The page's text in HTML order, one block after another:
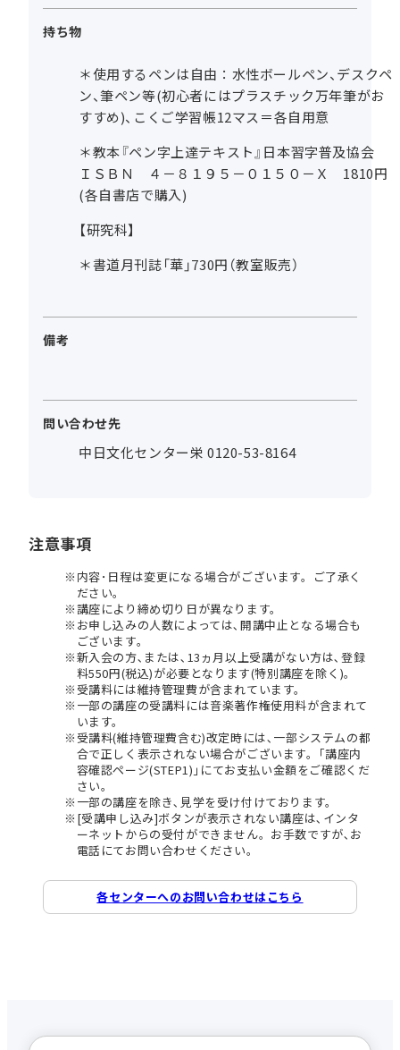
持ち物
＊使用するペンは自由：水性ボールペン、デスクペ
ン、筆ペン等(初心者にはプラスチック万年筆がお
すすめ)、こくご学習帳12マス＝各自用意
＊教本『ペン字上達テキスト』日本習字普及協会
ＩＳＢＮ ４－８１９５－０１５０－Ｘ 1810円
(各自書店で購入)
【研究科】
＊書道月刊誌「華」730円（教室販売）
備考
問い合わせ先
中日文化センター栄 0120-53-8164
注意事項
内容･日程は変更になる場合がございます。ご了承く
ださい。
講座により締め切り日が異なります。
お申し込みの人数によっては､開講中止となる場合も
ございます。
新入会の方､または､13ヵ月以上受講がない方は､登録
料550円(税込)が必要となります(特別講座を除く)。
受講料には維持管理費が含まれています。
一部の講座の受講料には音楽著作権使用料が含まれて
います。
受講料(維持管理費含む)改定時には､一部システムの都
合で正しく表示されない場合がございます。｢講座内
容確認ページ(STEP1)｣にてお支払い金額をご確認くだ
さい。
一部の講座を除き､見学を受け付けております。
[受講申し込み]ボタンが表示されない講座は､インタ
ーネットからの受付ができません。お手数ですが､お
電話にてお問い合わせください。
各センターへのお問い合わせはこちら